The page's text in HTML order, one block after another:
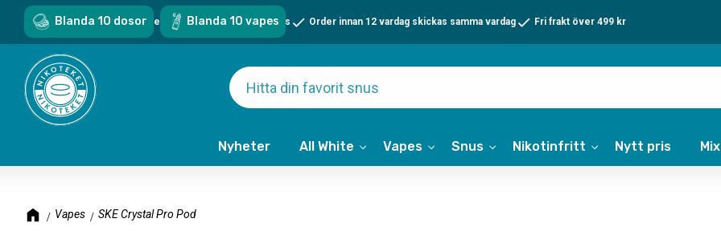
Nyheter All White Vapes Snus Nikotinfritt Nytt pris
Blanda 10 dosor Blanda 10 vapes
Sveriges största sortiment - över 1000 snus & vapes Order innan 12 vardag skickas samma vardag Fri frakt över 499 kr
Vapes SKE Crystal Pro Pod